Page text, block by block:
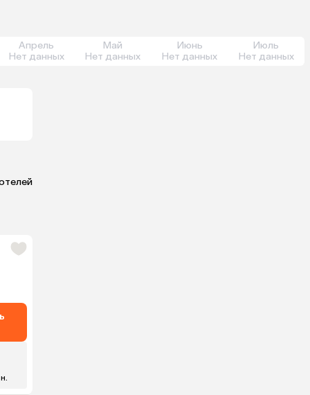
Апрель
Нет данных
Май
Нет данных
Июнь
Нет данных
Июль
Нет данных